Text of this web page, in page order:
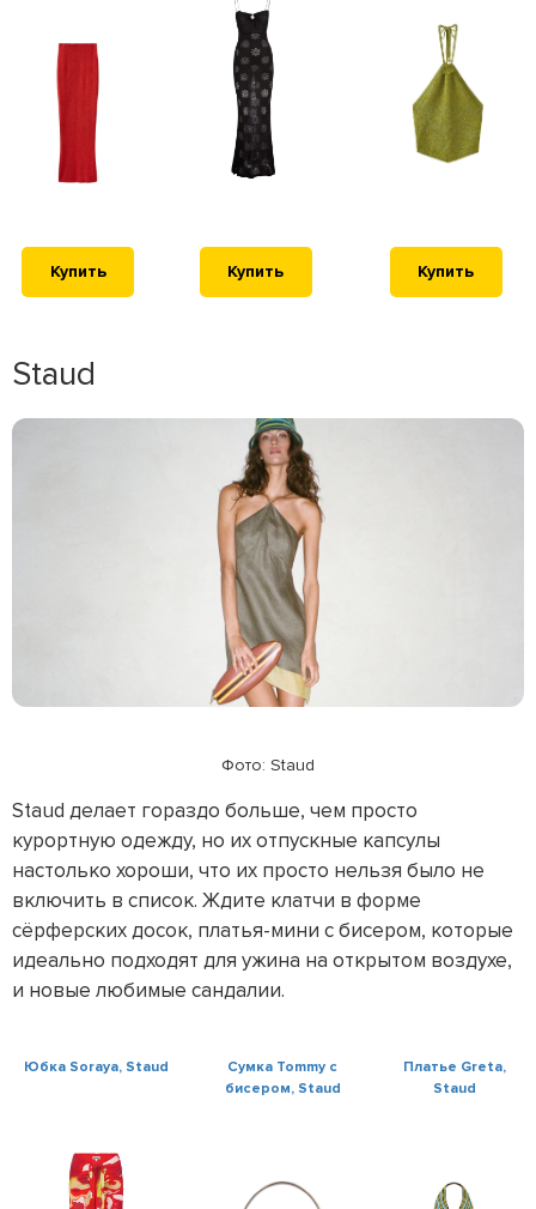
Купить Купить Купить
Staud
Фото: Staud
Staud делает гораздо больше, чем просто
курортную одежду, но их отпускные капсулы
настолько хороши, что их просто нельзя было не
включить в список. Ждите клатчи в форме
сёрферских досок, платья-мини с бисером, которые
идеально подходят для ужина на открытом воздухе,
и новые любимые сандалии.
Юбка Soraya, Staud
Сумка Tommy с
бисером, Staud
Платье Greta,
Staud